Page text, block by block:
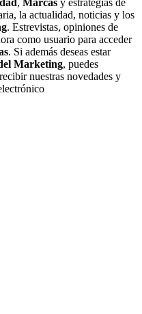
, Marcas y estrategias de
la actualidad, noticias y los
. Estrevistas, opiniones de
como usuario para acceder
. Si además deseas estar
Marketing, puedes
nuestras novedades y